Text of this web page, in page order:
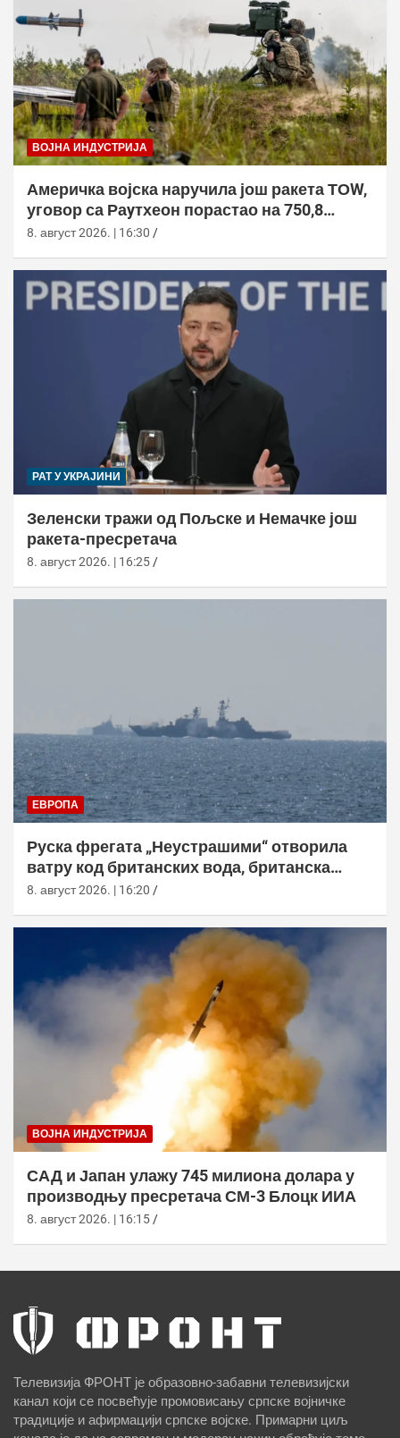
ВОЈНА ИНДУСТРИЈА
Америчка војска наручила још ракета ТОW,
уговор са Раyтхеон порастао на 750,8
милиона долара
8. август 2026. | 16:30
РАТ У УКРАЈИНИ
Зеленски тражи од Пољске и Немачке још
ракета-пресретача
8. август 2026. | 16:25
ЕВРОПА
Руска фрегата „Неустрашими“ отворила
ватру код британских вода, британска
морнарица појачала праћење
8. август 2026. | 16:20
ВОЈНА ИНДУСТРИЈА
САД и Јапан улажу 745 милиона долара у
производњу пресретача СМ-3 Блоцк ИИА
8. август 2026. | 16:15
Телевизија ФРОНТ је образовно-забавни телевизијски
канал који се посвећује промовисању српске војничке
традиције и афирмацији српске војске. Примарни циљ